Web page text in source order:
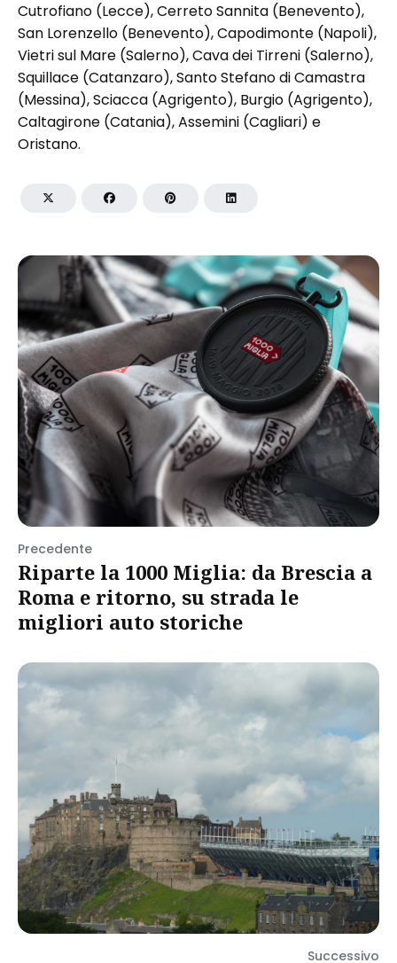
Cutrofiano (Lecce), Cerreto Sannita (Benevento),
San Lorenzello (Benevento), Capodimonte (Napoli),
Vietri sul Mare (Salerno), Cava dei Tirreni (Salerno),
Squillace (Catanzaro), Santo Stefano di Camastra
(Messina), Sciacca (Agrigento), Burgio (Agrigento),
Caltagirone (Catania), Assemini (Cagliari) e
Oristano.
Precedente
Riparte la 1000 Miglia: da Brescia a
Roma e ritorno, su strada le
migliori auto storiche
Successivo